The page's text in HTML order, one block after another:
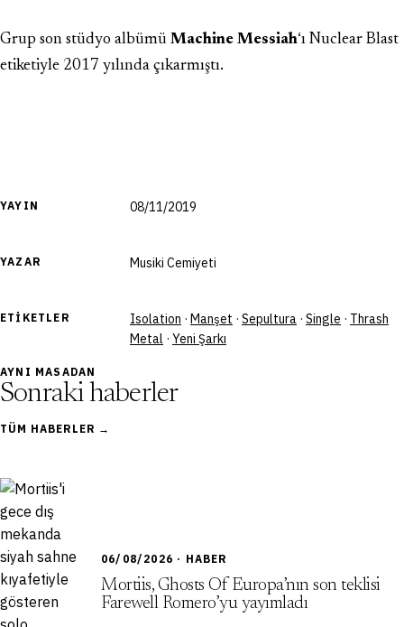
YAYIN 08/11/2019
YAZAR Musiki Cemiyeti
ETIKETLER Isolation · Manşet · Sepultura · Single · Thrash
Metal · Yeni Şarkı
Grup son stüdyo albümü Machine Messiah‘ı Nuclear Blast
etiketiyle 2017 yılında çıkarmıştı.
AYNI MASADAN
Sonraki haberler
TÜM HABERLER →
06/08/2026 · HABER
Mortiis, Ghosts Of Europa’nın son teklisi
Farewell Romero’yu yayımladı